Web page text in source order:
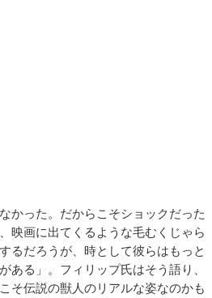
かった。だからこそショックだった
映画に出てくるような毛むくじゃら
るだろうが、時として彼らはもっと
ある」。フィリップ氏はそう語り、
そ伝説の獣人のリアルな姿なのかも